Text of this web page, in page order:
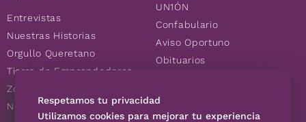
Entrevistas
Nuestras Historias
Orgullo Queretano
Tierra de Emprendedores
Zoociales
Nuevos Queretanos
UN1ÓN
Confabulario
Aviso Oportuno
Obituarios
Consultas
Respetamos tu privacidad
Utilizamos cookies para mejorar tu experiencia